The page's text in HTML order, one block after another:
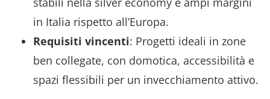
in Italia rispetto all’Europa.
Requisiti vincenti: Progetti ideali in zone
ben collegate, con domotica, accessibilità e
spazi flessibili per un invecchiamento attivo.